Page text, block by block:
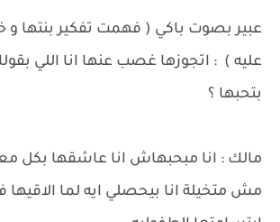
عبير بصوت باكي ( فهمت تفكير بنتها و
عليه ) : اتجوزها غصب عنها انا اللي
بتحبها ؟
مالك : انا مبحبهاش انا عاشقها بكل
مش متخيلة انا بيحصلي ايه لما